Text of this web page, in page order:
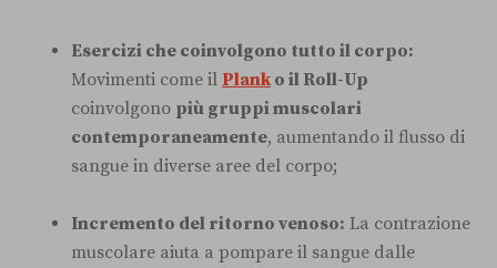
Esercizi che coinvolgono tutto il corpo:
Movimenti come il Planko il Roll-Up
coinvolgono più gruppi muscolari
contemporaneamente, aumentando il flusso di
sangue in diverse aree del corpo;
Incremento del ritorno venoso: La contrazione
muscolare aiuta a pompare il sangue dalle